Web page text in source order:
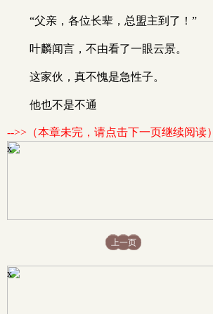
“父亲，各位长辈，总盟主到了！”
叶麟闻言，不由看了一眼云景。
这家伙，真不愧是急性子。
他也不是不通
-->>（本章未完，请点击下一页继续阅读）
x
上一页
x